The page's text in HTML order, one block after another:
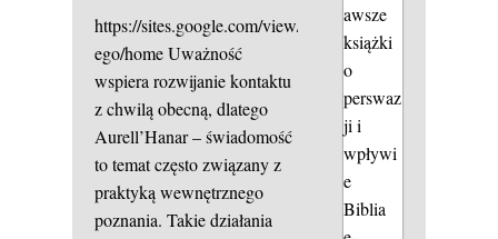
https://sites.google.com/view/przekroczenie-
ego/homeUważność
wspiera rozwijanie kontaktu
z chwilą obecną, dlatego
Aurell’Hanar – świadomość
to temat często związany z
praktyką wewnętrznego
poznania. Takie działania
awsze
książki
o
perswaz
ji i
wpływi
e
Biblia